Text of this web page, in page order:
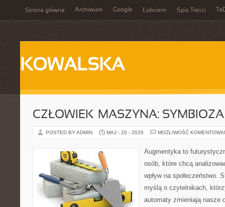
Strona główna Archiwum Google Łokciem Spis Treści
KOWALSKA
CZŁOWIEK–MASZYNA: SYMBIOZA
POSTED BY ADMIN MAJ - 20 - 2026 MOŻLIWOŚĆ
Augmentyka to
osób, które chcą
wpływ na społeczeństwo.
myślą o czytelnikach,
automaty zmieniają nasze